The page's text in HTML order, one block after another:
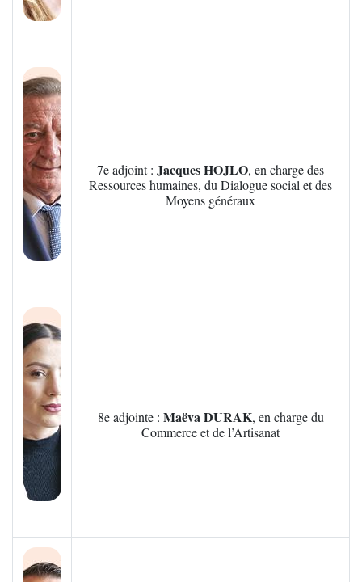
7e adjoint : Jacques HOJLO, en charge des
Ressources humaines, du Dialogue social et des
Moyens généraux
8e adjointe : Maëva DURAK, en charge du
Commerce et de l’Artisanat